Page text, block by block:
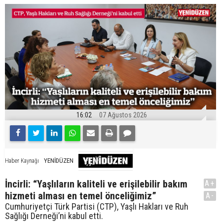
16:02 07 Ağustos 2026
Haber Kaynağı YENİDÜZEN
İncirli: “Yaşlıların kaliteli ve erişilebilir bakım
hizmeti alması en temel önceliğimiz”
Cumhuriyetçi Türk Partisi (CTP), Yaşlı Hakları ve Ruh
Sağlığı Derneği’ni kabul etti.
A+
A-